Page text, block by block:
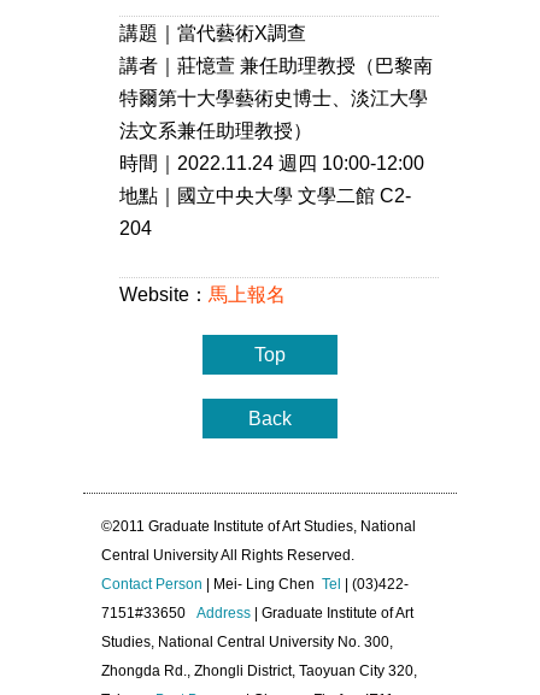
講題｜當代藝術X調查
講者｜莊憶萱 兼任助理教授（巴黎南
特爾第十大學藝術史博士、淡江大學
法文系兼任助理教授）
時間｜2022.11.24 週四 10:00-12:00
地點｜國立中央大學 文學二館 C2-
204
Website： 馬上報名
Top
Back
©2011 Graduate Institute of Art Studies, National
Central University All Rights Reserved.
Contact Person | Mei- Ling Chen Tel | (03)422-
7151#33650 Address | Graduate Institute of Art
Studies, National Central University No. 300,
Zhongda Rd., Zhongli District, Taoyuan City 320,